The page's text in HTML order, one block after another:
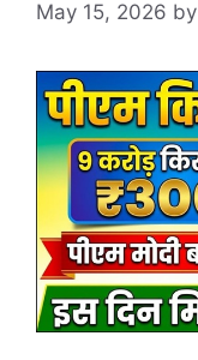
May 15, 2026 by